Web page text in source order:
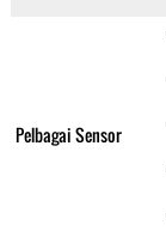
Pelbagai Sensor